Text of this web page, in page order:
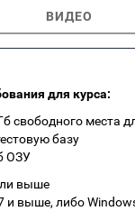
ВИДЕО
для курса:
свободного места
базу
ОЗУ
выше
и выше, либо